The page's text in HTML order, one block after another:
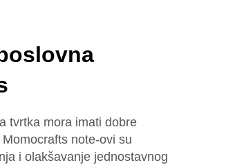
tvrtka mora imati dobre
note-ovi su
i olakšavanje jednostavnog